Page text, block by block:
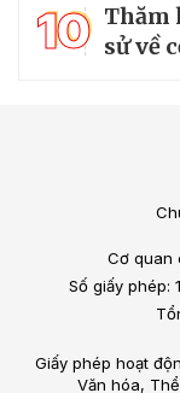
10 Thăm
sử về
Cơ quan
Số giấy phép:
Giấy phép hoạt
Văn hóa,